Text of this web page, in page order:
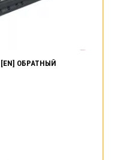
[EN] ОБРАТНЫЙ